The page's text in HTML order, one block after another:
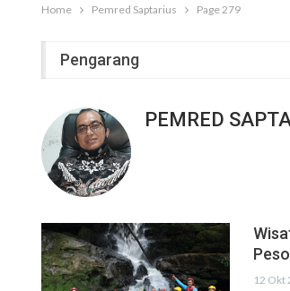
Home Pemred Saptarius Page 279
Pengarang
PEMRED
12 Okt